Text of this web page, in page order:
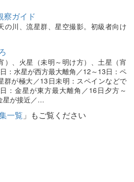
察ガイド
の川、流星群、星空撮影。初級者向け
）、火星（未明～明け方）、土星（宵
：水星が西方最大離角／12～13日：ペ
群が極大／13日未明：スペインなどで
：金星が東方最大離角／16日夕方～
星が接近／…
一覧 」もご覧ください